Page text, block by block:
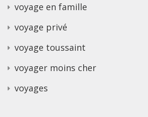
voyage en famille
voyage privé
voyage toussaint
voyager moins cher
voyages